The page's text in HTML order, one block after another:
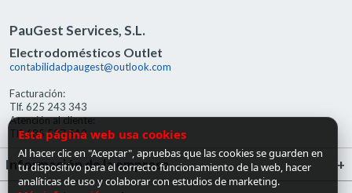
PauGest Services, S.L.
Electrodomésticos Outlet
contabilidadpaugest@outlook.com
Facturación:
Tlf. 625 243 343
Atención al cliente:
Tlf. 685 527 519
Información de la empresa
Esta página web usa cookies
Al hacer clic en "Aceptar", apruebas que las cookies se guarden en
tu dispositivo para el correcto funcionamiento de la web, hacer
analíticas de uso y colaborar con estudios de marketing.